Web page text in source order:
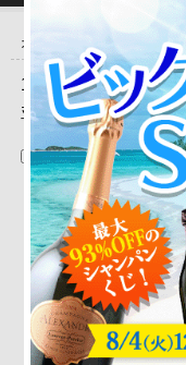
産地で探す ＞
オン
シャトー・カル
1 ～ 1 件目を表示し
並べ替え
在庫切れを除く